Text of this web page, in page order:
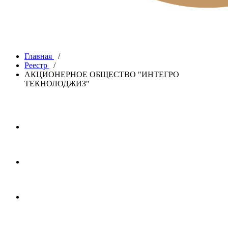
Главная
/
Реестр
/
АКЦИОНЕРНОЕ ОБЩЕСТВО "ИНТЕГРО
ТЕКНОЛОДЖИЗ"